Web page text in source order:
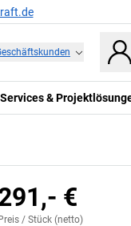
Services &
€
/ Stück (netto)